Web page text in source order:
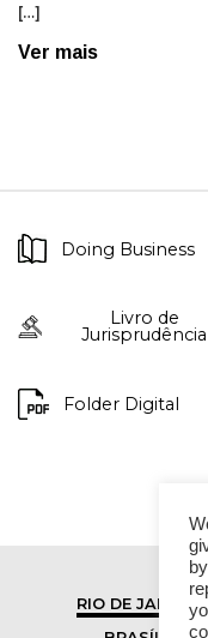
[…]
Ver mais
Doing Business
Livro de
Jurisprudência
Folder Digital
RIO DE JANEIRO